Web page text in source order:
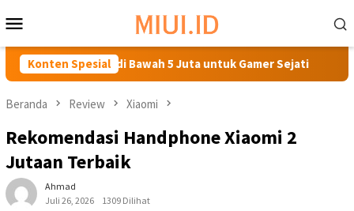
ke
kontenMobile
Konten Spesial
Terbaik di Bawah 5 Juta untuk Gamer Sejati
Beranda Review Xiaomi
Rekomendasi Handphone Xiaomi 2
Jutaan Terbaik
Ahmad
Juli 26, 2026
1309 Dilihat